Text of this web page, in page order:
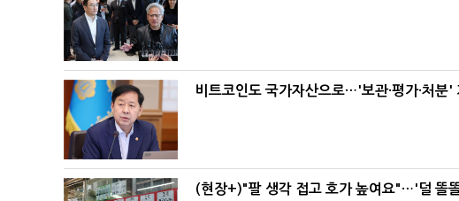
비트코인도 국가자산으로…'보관·평가·처분'
(현장+)"팔 생각 접고 호가 높여요"…'덜 똘